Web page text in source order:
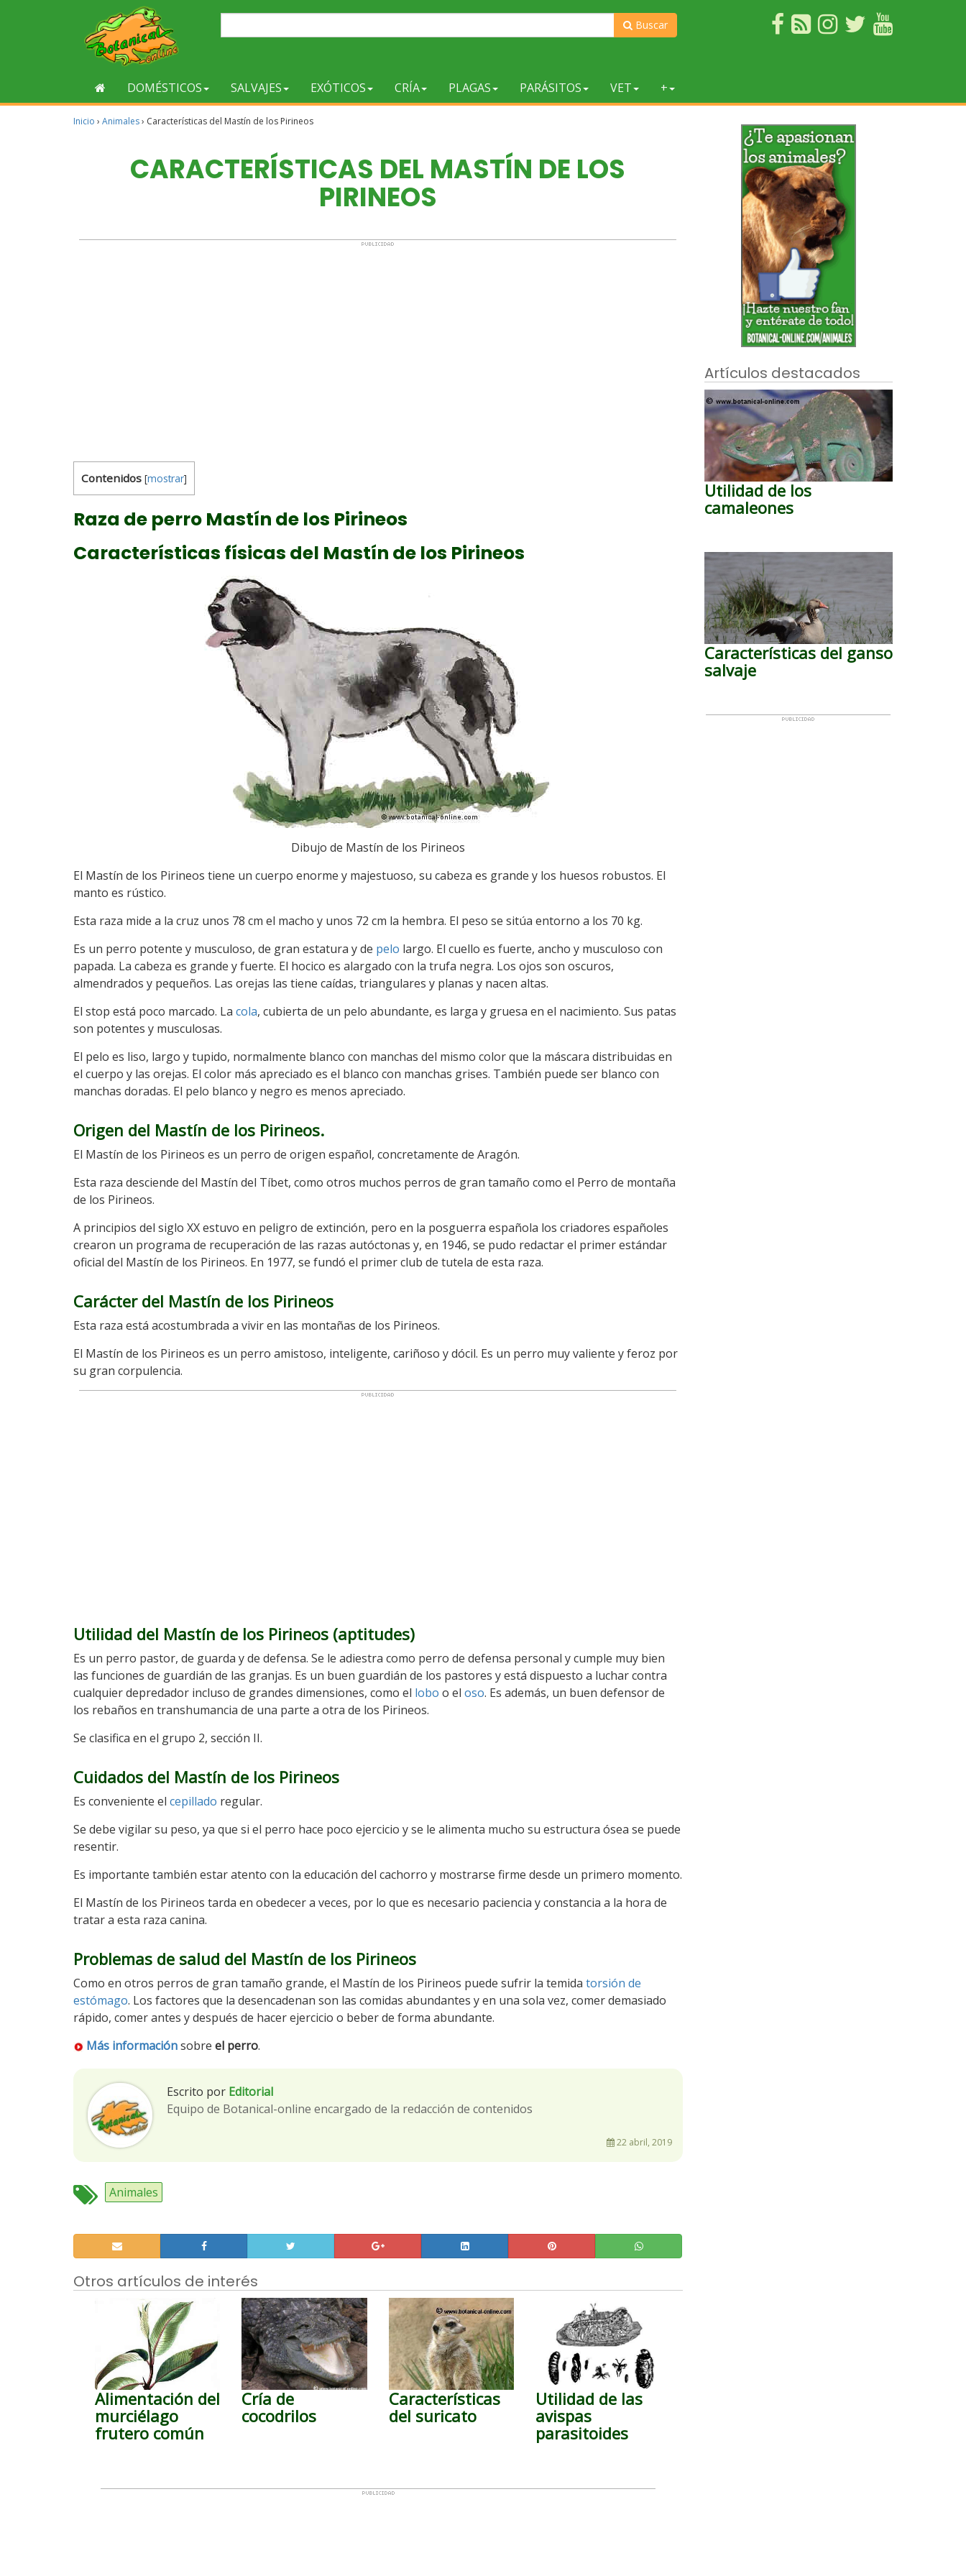
Buscar
DOMÉSTICOS SALVAJES EXÓTICOS CRÍA PLAGAS PARÁSITOS VET +
Inicio › Animales› Características del Mastín de los Pirineos
CARACTERÍSTICAS DEL MASTÍN DE LOS
PIRINEOS
Contenidos [mostrar]
Raza de perro Mastín de los Pirineos
Características físicas del Mastín de los Pirineos
Dibujo de Mastín de los Pirineos
El Mastín de los Pirineos tiene un cuerpo enorme y majestuoso, su cabeza es grande y los huesos robustos. El
manto es rústico.
Esta raza mide a la cruz unos 78 cm el macho y unos 72 cm la hembra. El peso se sitúa entorno a los 70 kg.
Es un perro potente y musculoso, de gran estatura y de pelo largo. El cuello es fuerte, ancho y musculoso con
papada. La cabeza es grande y fuerte. El hocico es alargado con la trufa negra. Los ojos son oscuros,
almendrados y pequeños. Las orejas las tiene caídas, triangulares y planas y nacen altas.
El stop está poco marcado. La cola, cubierta de un pelo abundante, es larga y gruesa en el nacimiento. Sus patas
son potentes y musculosas.
El pelo es liso, largo y tupido, normalmente blanco con manchas del mismo color que la máscara distribuidas en
el cuerpo y las orejas. El color más apreciado es el blanco con manchas grises. También puede ser blanco con
manchas doradas. El pelo blanco y negro es menos apreciado.
Origen del Mastín de los Pirineos.
El Mastín de los Pirineos es un perro de origen español, concretamente de Aragón.
Esta raza desciende del Mastín del Tíbet, como otros muchos perros de gran tamaño como el Perro de montaña
de los Pirineos.
A principios del siglo XX estuvo en peligro de extinción, pero en la posguerra española los criadores españoles
crearon un programa de recuperación de las razas autóctonas y, en 1946, se pudo redactar el primer estándar
oficial del Mastín de los Pirineos. En 1977, se fundó el primer club de tutela de esta raza.
Carácter del Mastín de los Pirineos
Esta raza está acostumbrada a vivir en las montañas de los Pirineos.
El Mastín de los Pirineos es un perro amistoso, inteligente, cariñoso y dócil. Es un perro muy valiente y feroz por
su gran corpulencia.
Utilidad del Mastín de los Pirineos (aptitudes)
Es un perro pastor, de guarda y de defensa. Se le adiestra como perro de defensa personal y cumple muy bien
las funciones de guardián de las granjas. Es un buen guardián de los pastores y está dispuesto a luchar contra
cualquier depredador incluso de grandes dimensiones, como el lobo o el oso. Es además, un buen defensor de
los rebaños en transhumancia de una parte a otra de los Pirineos.
Se clasifica en el grupo 2, sección II.
Cuidados del Mastín de los Pirineos
Es conveniente el cepillado regular.
Se debe vigilar su peso, ya que si el perro hace poco ejercicio y se le alimenta mucho su estructura ósea se puede
resentir.
Es importante también estar atento con la educación del cachorro y mostrarse firme desde un primero momento.
El Mastín de los Pirineos tarda en obedecer a veces, por lo que es necesario paciencia y constancia a la hora de
tratar a esta raza canina.
Problemas de salud del Mastín de los Pirineos
Como en otros perros de gran tamaño grande, el Mastín de los Pirineos puede sufrir la temida torsión de
estómago. Los factores que la desencadenan son las comidas abundantes y en una sola vez, comer demasiado
rápido, comer antes y después de hacer ejercicio o beber de forma abundante.
Más informaciónsobre el perro.
Escrito por Editorial
Equipo de Botanical-online encargado de la redacción de contenidos
22 abril, 2019
Animales
Otros artículos de interés
Alimentación del
murciélago
frutero común
Cría de
cocodrilos
Características
del suricato
Utilidad de las
avispas
parasitoides
Artículos destacados
Utilidad de los
camaleones
Características del ganso
salvaje